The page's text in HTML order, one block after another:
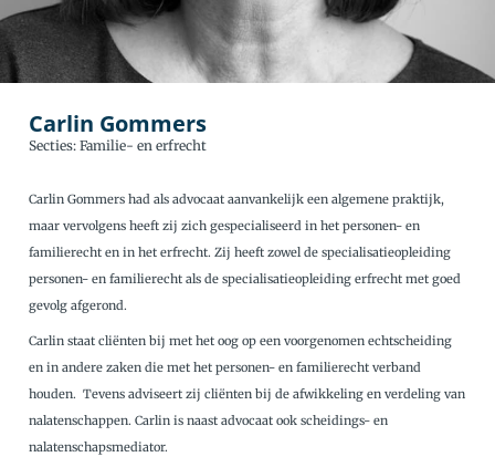
Carlin Gommers
Secties: Familie- en erfrecht
Carlin Gommers had als advocaat aanvankelijk een algemene praktijk,
maar vervolgens heeft zij zich gespecialiseerd in het personen- en
familierecht en in het erfrecht. Zij heeft zowel de specialisatieopleiding
personen- en familierecht als de specialisatieopleiding erfrecht met goed
gevolg afgerond.
Carlin staat cliënten bij met het oog op een voorgenomen echtscheiding
en in andere zaken die met het personen- en familierecht verband
houden. Tevens adviseert zij cliënten bij de afwikkeling en verdeling van
nalatenschappen. Carlin is naast advocaat ook scheidings- en
nalatenschapsmediator.